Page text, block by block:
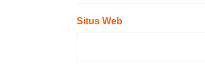
Situs Web